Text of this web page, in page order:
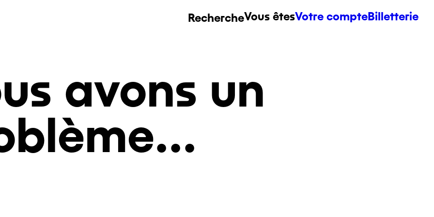
RechercheVous êtesVotre compteBilletterie
avons un